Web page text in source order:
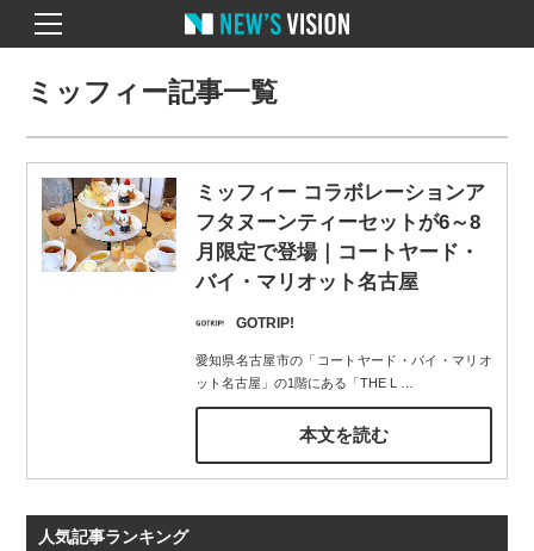
ミッフィー記事一覧
ミッフィー コラボレーションア
フタヌーンティーセットが6～8
月限定で登場｜コートヤード・
バイ・マリオット名古屋
GOTRIP!
愛知県名古屋市の「コートヤード・バイ・マリオ
ット名古屋」の1階にある「THE L
本文を読む
人気記事ランキング